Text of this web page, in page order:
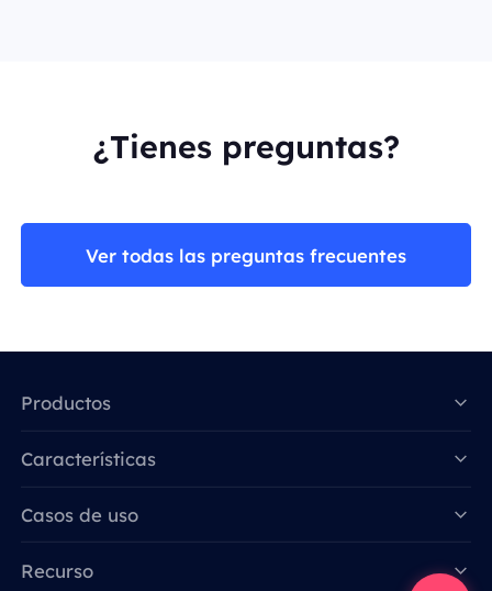
¿Tienes preguntas?
Ver todas las preguntas frecuentes
Productos
Características
Casos de uso
Recurso